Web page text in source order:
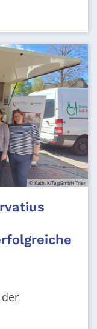
© Kath. KiTa gGmbH Trier